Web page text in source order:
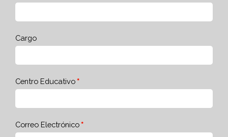
Cargo
Centro Educativo
Correo Electrónico